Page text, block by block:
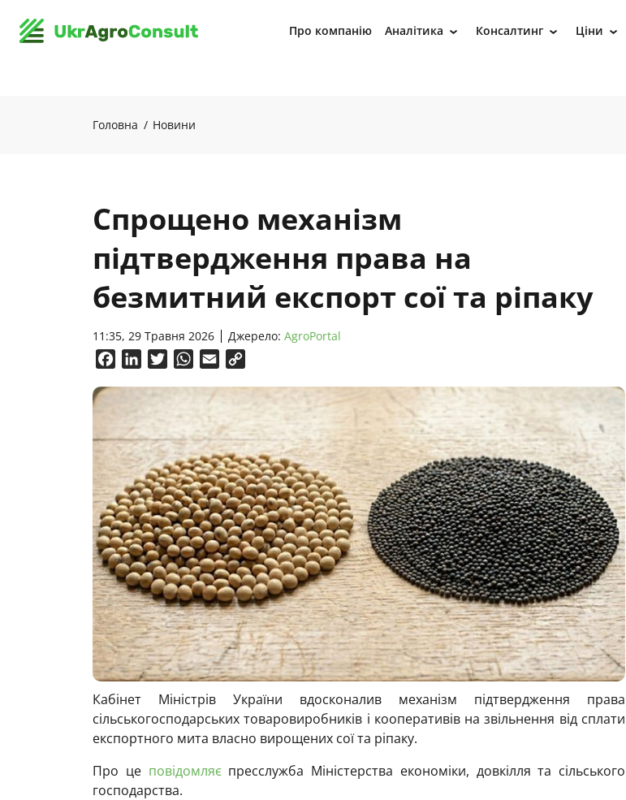
Про компанію Аналітика › Консалтинг › Ціни ›
Головна Новини
Спрощено механізм
підтвердження права на
безмитний експорт сої та ріпаку
11:35, 29 Травня 2026 Джерело: AgroPortal
FacebookLinkedInTwitterWhatsApp
Email
Кабінет Міністрів України вдосконалив механізм підтвердження права
сільськогосподарських товаровиробників і кооперативів на звільнення від сплати
експортного мита власно вирощених сої та ріпаку.
Про це повідомляєпресслужба Міністерства економіки, довкілля та сільського
господарства.